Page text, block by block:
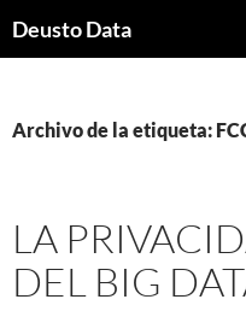
Deusto Data
Archivo de la etiqueta:
LA
DEL BIG